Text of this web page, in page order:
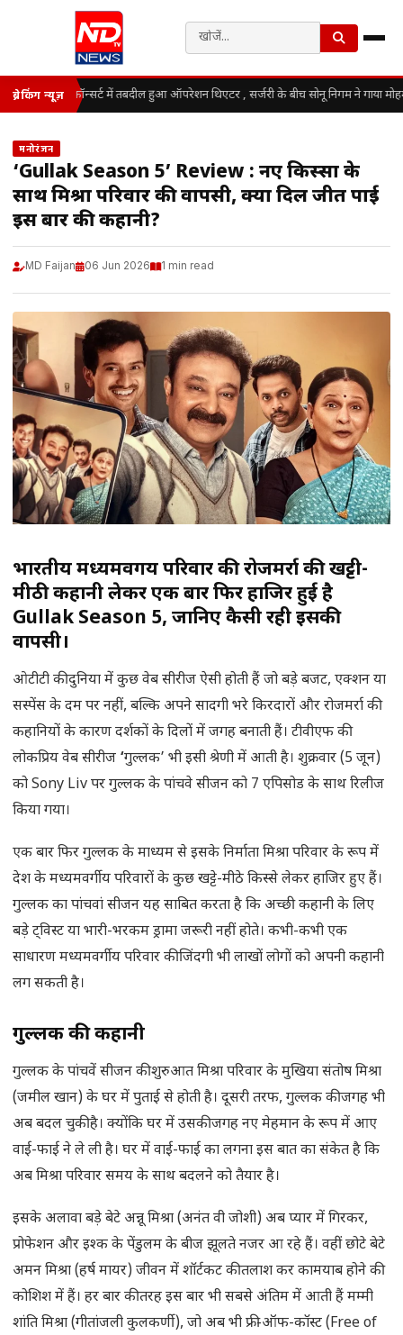
ब्रेकिंग न्यूज़ कॉन्सर्ट में तबदील हुआ ऑपरेशन थिएटर , सर्जरी के बीच सोनू निगम ने गाया
मनोरंजन
‘Gullak Season 5’ Review : नए किस्सों के
साथ मिश्रा परिवार की वापसी, क्या दिल जीत पाई
इस बार की कहानी?
MD Faijan 06 Jun 2026 1 min read
भारतीय मध्यमवर्गीय परिवार की रोजमर्रा की खट्टी-
मीठी कहानी लेकर एक बार फिर हाजिर हुई है
Gullak Season 5, जानिए कैसी रही इसकी
वापसी।
ओटीटी की दुनिया में कुछ वेब सीरीज ऐसी होती हैं जो बड़े बजट, एक्शन या
सस्पेंस के दम पर नहीं, बल्कि अपने सादगी भरे किरदारों और रोजमर्रा की
कहानियों के कारण दर्शकों के दिलों में जगह बनाती हैं। टीवीएफ की
लोकप्रिय वेब सीरीज ‘गुल्लक’ भी इसी श्रेणी में आती है। शुक्रवार (5 जून)
को Sony Liv पर गुल्लक के पांचवे सीजन को 7 एपिसोड के साथ रिलीज
किया गया।
एक बार फिर गुल्लक के माध्यम से इसके निर्माता मिश्रा परिवार के रूप में
देश के मध्यमवर्गीय परिवारों के कुछ खट्टे-मीठे किस्से लेकर हाजिर हुए हैं।
गुल्लक का पांचवां सीजन यह साबित करता है कि अच्छी कहानी के लिए
बड़े ट्विस्ट या भारी-भरकम ड्रामा जरूरी नहीं होते। कभी-कभी एक
साधारण मध्यमवर्गीय परिवार की जिंदगी भी लाखों लोगों को अपनी कहानी
लग सकती है।
गुल्लक की कहानी
गुल्लक के पांचवें सीजन की शुरुआत मिश्रा परिवार के मुखिया संतोष मिश्रा
(जमील खान) के घर में पुताई से होती है। दूसरी तरफ, गुल्लक की जगह भी
अब बदल चुकी है। क्योंकि घर में उसकी जगह नए मेहमान के रूप में आए
वाई-फाई ने ले ली है। घर में वाई-फाई का लगना इस बात का संकेत है कि
अब मिश्रा परिवार समय के साथ बदलने को तैयार है।
इसके अलावा बड़े बेटे अन्नू मिश्रा (अनंत वी जोशी) अब प्यार में गिरकर,
प्रोफेशन और इश्क के पेंडुलम के बीज झूलते नजर आ रहे हैं। वहीं छोटे बेटे
अमन मिश्रा (हर्ष मायर) जीवन में शॉर्टकट की तलाश कर कामयाब होने की
कोशिश में हैं। हर बार की तरह इस बार भी सबसे अंतिम में आती हैं मम्मी
शांति मिश्रा (गीतांजली कुलकर्णी), जो अब भी फ्री-ऑफ-कॉस्ट (Free of